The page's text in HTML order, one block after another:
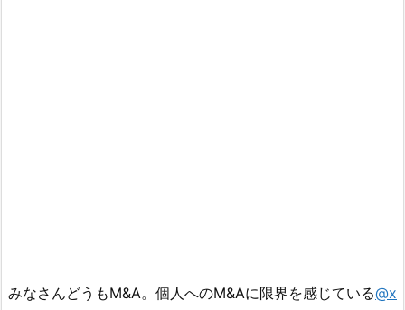
みなさんどうもM&A。個人へのM&Aに限界を感じている@x